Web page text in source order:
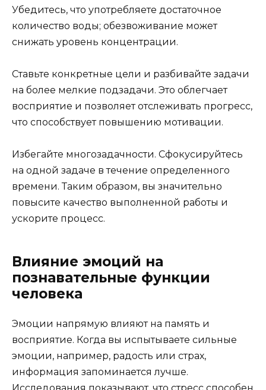
Убедитесь, что употребляете достаточное
количество воды; обезвоживание может
снижать уровень концентрации.
Ставьте конкретные цели и разбивайте задачи
на более мелкие подзадачи. Это облегчает
восприятие и позволяет отслеживать прогресс,
что способствует повышению мотивации.
Избегайте многозадачности. Сфокусируйтесь
на одной задаче в течение определенного
времени. Таким образом, вы значительно
повысите качество выполненной работы и
ускорите процесс.
Влияние эмоций на
познавательные функции
человека
Эмоции напрямую влияют на память и
восприятие. Когда вы испытываете сильные
эмоции, например, радость или страх,
информация запоминается лучше.